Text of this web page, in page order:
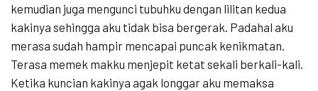
kemudian juga mengunci tubuhku dengan lilitan kedua
kakinya sehingga aku tidak bisa bergerak. Padahal aku
merasa sudah hampir mencapai puncak kenikmatan.
Terasa memek makku menjepit ketat sekali berkali-kali.
Ketika kuncian kakinya agak longgar aku memaksa